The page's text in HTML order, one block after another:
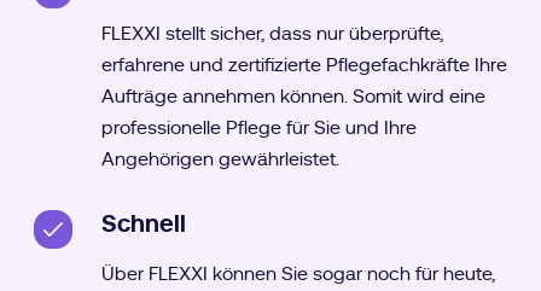
FLEXXI stellt sicher, dass nur überprüfte,
erfahrene und zertifizierte Pflegefachkräfte Ihre
Aufträge annehmen können. Somit wird eine
professionelle Pflege für Sie und Ihre
Angehörigen gewährleistet.
Schnell
Über FLEXXI können Sie sogar noch für heute,